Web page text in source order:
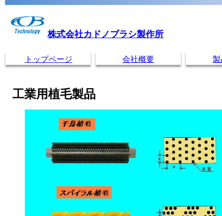
工業用植毛製品
トップページ 会社概要 製
株式会社カドノブラシ製作所